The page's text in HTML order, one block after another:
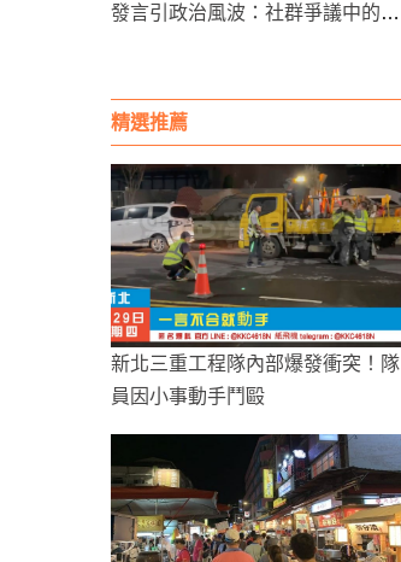
發言引政治風波：社群爭議中的自
精選推薦
新北三重工程隊內部爆發衝突！隊
員因小事動手鬥毆